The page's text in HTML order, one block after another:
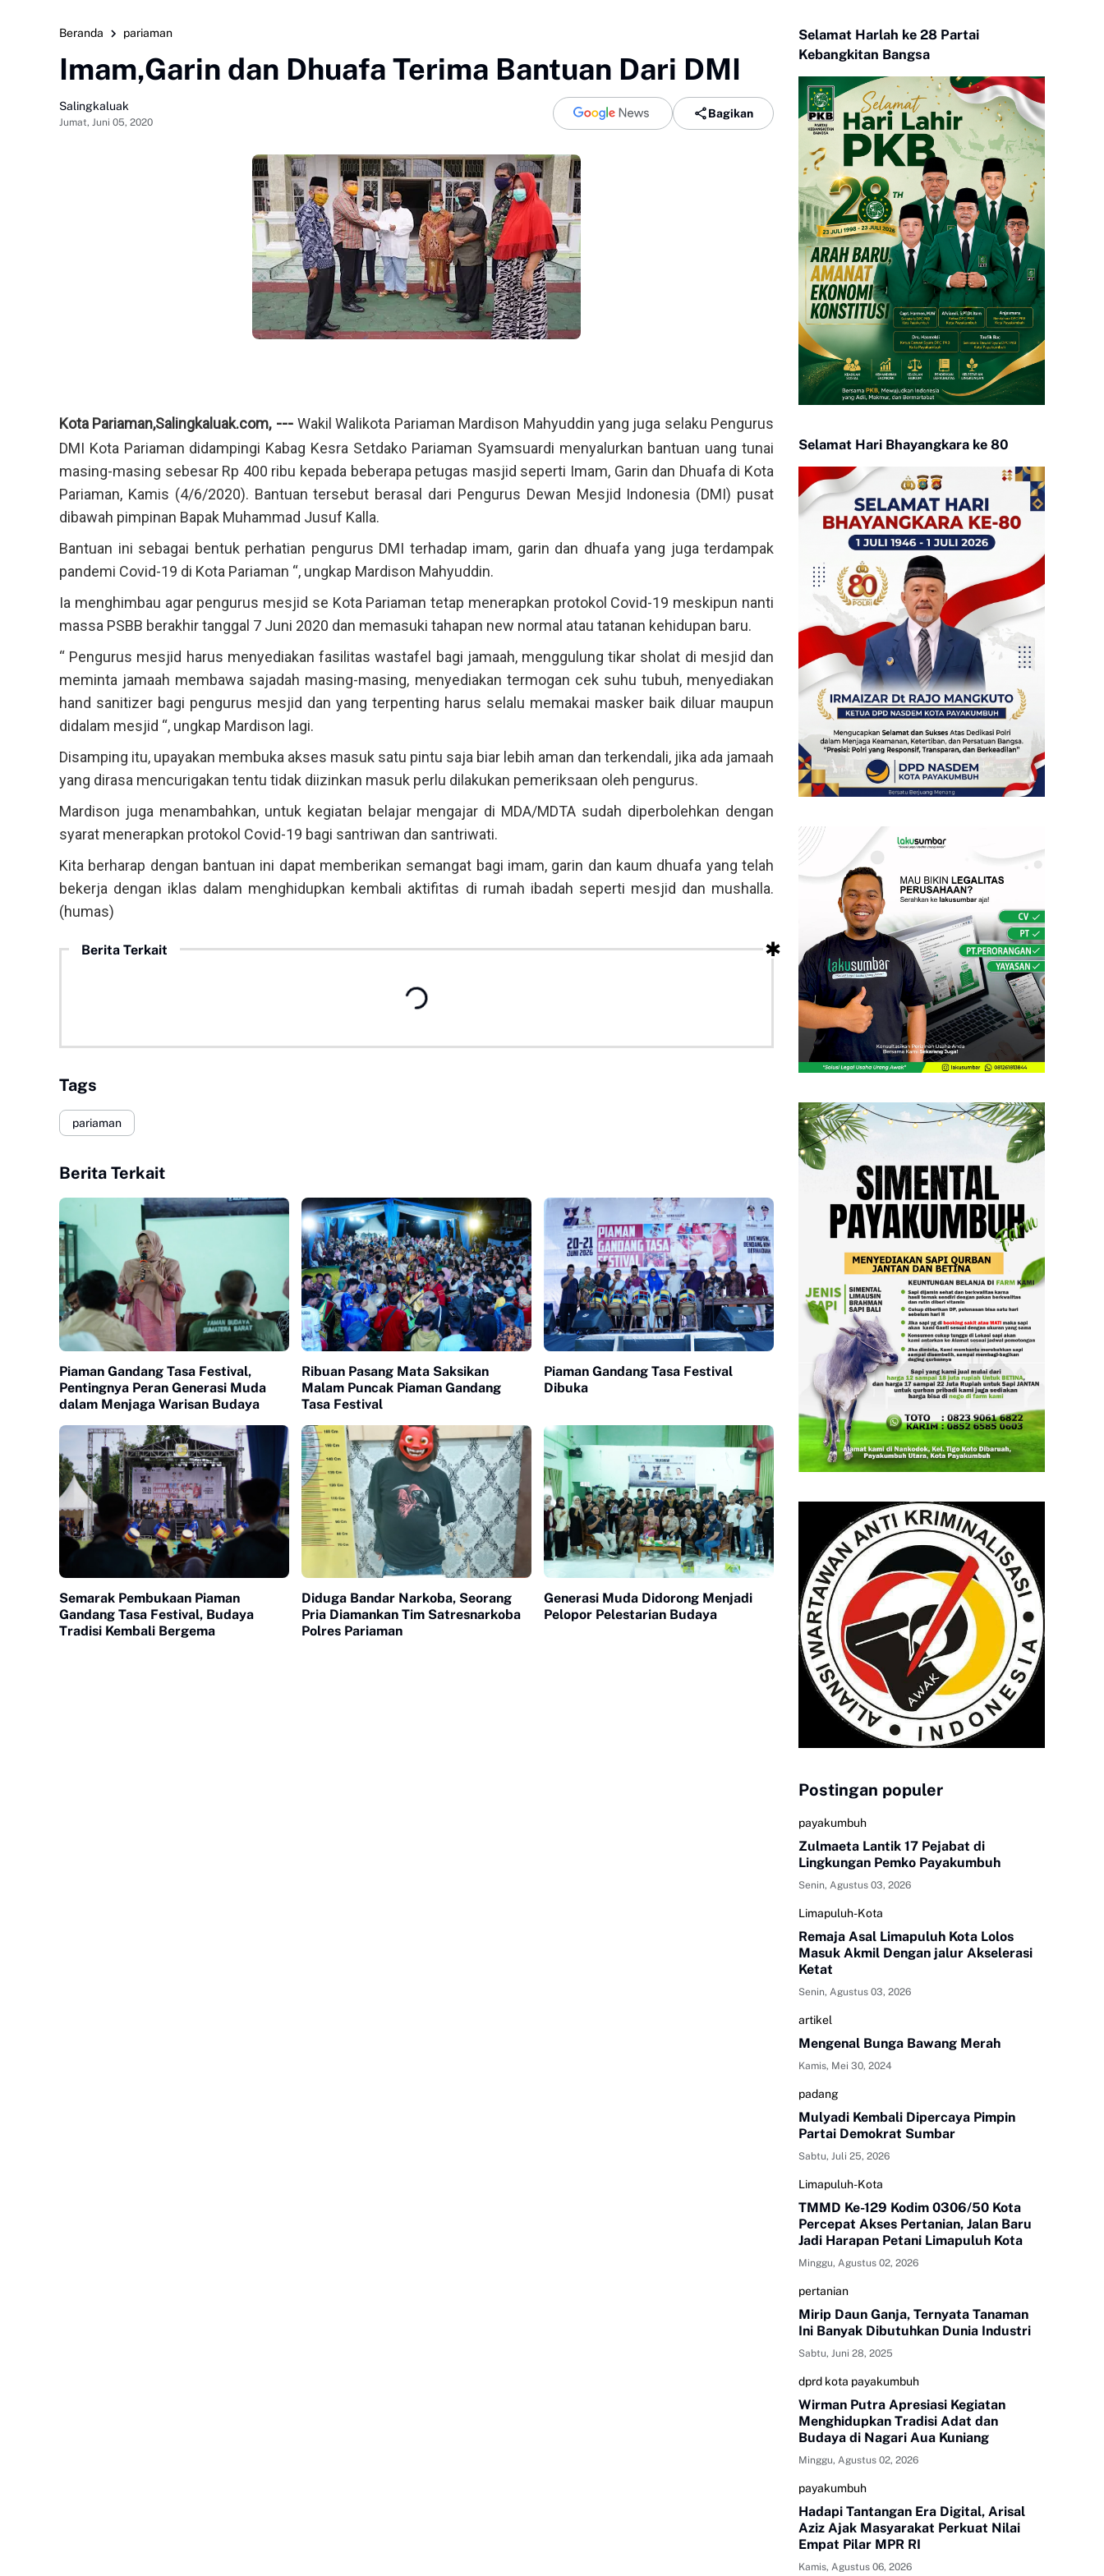
Beranda pariaman
Imam,Garin dan Dhuafa Terima Bantuan Dari DMI
Salingkaluak
Jumat, Juni 05, 2020
Bagikan
Kota Pariaman,Salingkaluak.com,---Wakil Walikota Pariaman Mardison Mahyuddin yang juga selaku Pengurus
DMI Kota Pariaman didampingi Kabag Kesra Setdako Pariaman Syamsuardi menyalurkan bantuan uang tunai
masing-masing sebesar Rp 400 ribu kepada beberapa petugas masjid seperti Imam, Garin dan Dhuafa di Kota
Pariaman, Kamis (4/6/2020). Bantuan tersebut berasal dari Pengurus Dewan Mesjid Indonesia (DMI) pusat
dibawah pimpinan Bapak Muhammad Jusuf Kalla.
Bantuan ini sebagai bentuk perhatian pengurus DMI terhadap imam, garin dan dhuafa yang juga terdampak
pandemi Covid-19 di Kota Pariaman “, ungkap Mardison Mahyuddin.
Ia menghimbau agar pengurus mesjid se Kota Pariaman tetap menerapkan protokol Covid-19 meskipun nanti
massa PSBB berakhir tanggal 7 Juni 2020 dan memasuki tahapan new normal atau tatanan kehidupan baru.
“ Pengurus mesjid harus menyediakan fasilitas wastafel bagi jamaah, menggulung tikar sholat di mesjid dan
meminta jamaah membawa sajadah masing-masing, menyediakan termogan cek suhu tubuh, menyediakan
hand sanitizer bagi pengurus mesjid dan yang terpenting harus selalu memakai masker baik diluar maupun
didalam mesjid “, ungkap Mardison lagi.
Disamping itu, upayakan membuka akses masuk satu pintu saja biar lebih aman dan terkendali, jika ada jamaah
yang dirasa mencurigakan tentu tidak diizinkan masuk perlu dilakukan pemeriksaan oleh pengurus.
Mardison juga menambahkan, untuk kegiatan belajar mengajar di MDA/MDTA sudah diperbolehkan dengan
syarat menerapkan protokol Covid-19 bagi santriwan dan santriwati.
Kita berharap dengan bantuan ini dapat memberikan semangat bagi imam, garin dan kaum dhuafa yang telah
bekerja dengan iklas dalam menghidupkan kembali aktifitas di rumah ibadah seperti mesjid dan mushalla.
(humas)
Berita Terkait
Tags
pariaman
Berita Terkait
Piaman Gandang Tasa Festival,
Pentingnya Peran Generasi Muda
dalam Menjaga Warisan Budaya
Ribuan Pasang Mata Saksikan
Malam Puncak Piaman Gandang
Tasa Festival
Piaman Gandang Tasa Festival
Dibuka
Semarak Pembukaan Piaman
Gandang Tasa Festival, Budaya
Tradisi Kembali Bergema
Diduga Bandar Narkoba, Seorang
Pria Diamankan Tim Satresnarkoba
Polres Pariaman
Generasi Muda Didorong Menjadi
Pelopor Pelestarian Budaya
Selamat Harlah ke 28 Partai
Kebangkitan Bangsa
Selamat Hari Bhayangkara ke 80
Postingan populer
payakumbuh
Zulmaeta Lantik 17 Pejabat di
Lingkungan Pemko Payakumbuh
Senin, Agustus 03, 2026
Limapuluh-Kota
Remaja Asal Limapuluh Kota Lolos
Masuk Akmil Dengan jalur Akselerasi
Ketat
Senin, Agustus 03, 2026
artikel
Mengenal Bunga Bawang Merah
Kamis, Mei 30, 2024
padang
Mulyadi Kembali Dipercaya Pimpin
Partai Demokrat Sumbar
Sabtu, Juli 25, 2026
Limapuluh-Kota
TMMD Ke-129 Kodim 0306/50 Kota
Percepat Akses Pertanian, Jalan Baru
Jadi Harapan Petani Limapuluh Kota
Minggu, Agustus 02, 2026
pertanian
Mirip Daun Ganja, Ternyata Tanaman
Ini Banyak Dibutuhkan Dunia Industri
Sabtu, Juni 28, 2025
dprd kota payakumbuh
Wirman Putra Apresiasi Kegiatan
Menghidupkan Tradisi Adat dan
Budaya di Nagari Aua Kuniang
Minggu, Agustus 02, 2026
payakumbuh
Hadapi Tantangan Era Digital, Arisal
Aziz Ajak Masyarakat Perkuat Nilai
Empat Pilar MPR RI
Kamis, Agustus 06, 2026